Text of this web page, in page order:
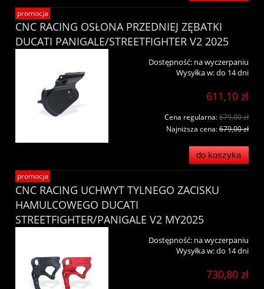
CNC RACING OSŁONA PRZEDNIEJ ZĘBATKI
DUCATI PANIGALE/STREETFIGHTER V2 2025
Dostępność: na wyczerpaniu
Wysyłka w:do 14 dni
611,10 zł
Cena regularna:679,00 zł
Najniższa cena:679,00 zł
do koszyka
promocja
CNC RACING UCHWYT TYLNEGO ZACISKU
HAMULCOWEGO DUCATI
STREETFIGHTER/PANIGALE V2 MY2025
Dostępność: na wyczerpaniu
Wysyłka w:do 14 dni
730,80 zł
promocja